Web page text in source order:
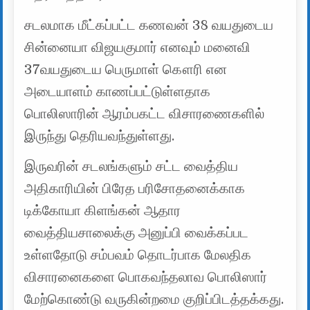
சடலமாக மீட்கப்பட்ட கணவன் 38 வயதுடைய
சின்னையா விஜயகுமார் எனவும் மனைவி
37வயதுடைய பெருமாள் கௌரி என
அடையாளம் காணப்பட்டுள்ளதாக
பொலிஸாரின் ஆரம்பகட்ட விசாரணைகளில்
இருந்து தெரியவந்துள்ளது.
இருவரின் சடலங்களும் சட்ட வைத்திய
அதிகாரியின் பிரேத பரிசோதனைக்காக
டிக்கோயா கிளங்கன் ஆதார
வைத்தியசாலைக்கு அனுப்பி வைக்கப்பட
உள்ளதோடு சம்பவம் தொடர்பாக மேலதிக
விசாரனைகளை பொகவந்தலாவ பொலிஸார்
மேற்கொண்டு வருகின்றமை குறிப்பிடத்தக்கது.